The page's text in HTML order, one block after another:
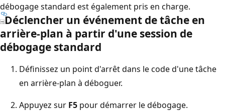
débogage standard est également pris en charge.
Déclencher un événement de tâche en
arrière-plan à partir d'une session de
débogage standard
Définissez un point d'arrêt dans le code d'une tâche
en arrière-plan à déboguer.
Appuyez sur F5 pour démarrer le débogage.